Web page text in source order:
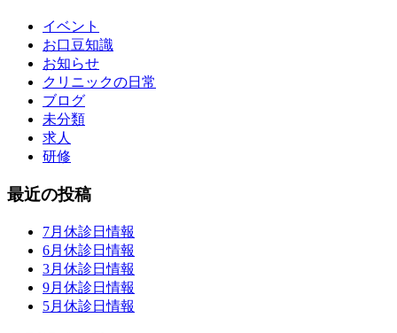
イベント
お口豆知識
お知らせ
クリニックの日常
ブログ
未分類
求人
研修
最近の投稿
7月休診日情報
6月休診日情報
3月休診日情報
9月休診日情報
5月休診日情報